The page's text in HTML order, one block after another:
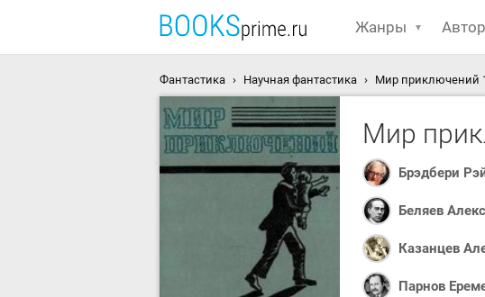
Жанры
Фантастика Научная фантастика Мир приключений
Мир
Брэдбери
Беляев
Казанцев
Парнов